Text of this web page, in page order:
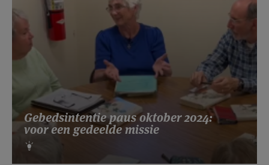
Gebedsintentie paus oktober 2024:
voor een gedeelde missie